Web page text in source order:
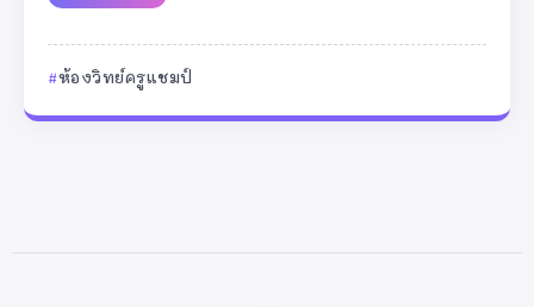
ห้องวิทย์ครูแชมป์